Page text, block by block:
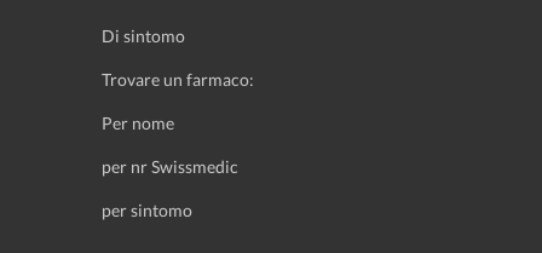
Di sintomo
Trovare un farmaco:
Per nome
per nr Swissmedic
per sintomo